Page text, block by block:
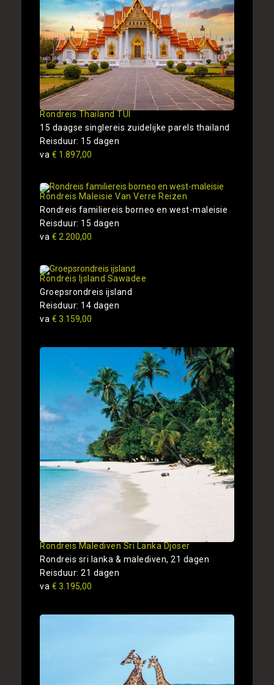
Rondreis Thailand TUI
15 daagse singlereis zuidelijke parels thailand
Reisduur: 15 dagen
va € 1.897,00
Rondreis Maleisie Van Verre Reizen
Rondreis familiereis borneo en west-maleisie
Reisduur: 15 dagen
va € 2.200,00
Rondreis Ijsland Sawadee
Groepsrondreis ijsland
Reisduur: 14 dagen
va € 3.159,00
Rondreis Malediven Sri Lanka Djoser
Rondreis sri lanka & malediven, 21 dagen
Reisduur: 21 dagen
va € 3.195,00